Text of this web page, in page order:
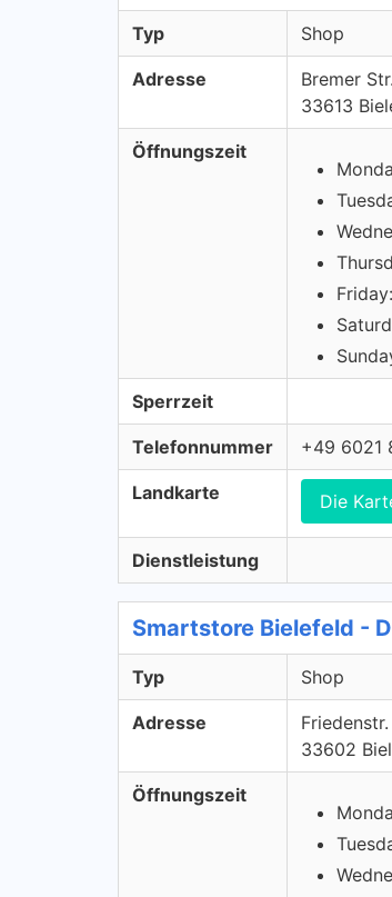
Typ Shop
Adresse
Bremer
33613
Öffnungszeit
Sperrzeit
Telefonnummer +49 6021
Landkarte Die
Dienstleistung
Smartstore Bielefeld -
Typ Shop
Adresse
33602
Öffnungszeit